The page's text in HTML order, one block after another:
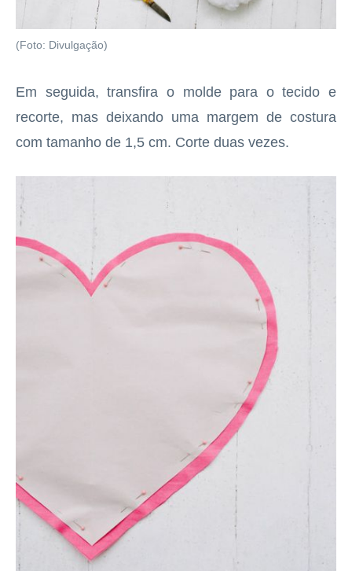
(Foto: Divulgação)
Em seguida, transfira o molde para o tecido e
recorte, mas deixando uma margem de costura
com tamanho de 1,5 cm. Corte duas vezes.